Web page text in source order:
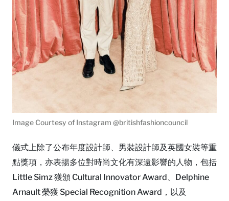
Image Courtesy of Instagram @britishfashioncouncil
儀式上除了公布年度設計師、男裝設計師及英國女裝等重
點獎項，亦表揚多位對時尚文化有深遠影響的人物，包括
Little Simz 獲頒 Cultural Innovator Award、Delphine
Arnault 榮獲 Special Recognition Award，以及